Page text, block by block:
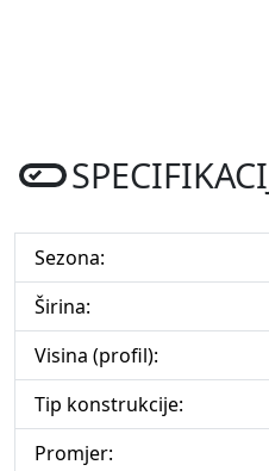
Sezona:
Širina:
Visina (profil):
Tip konstrukcije:
Promjer: